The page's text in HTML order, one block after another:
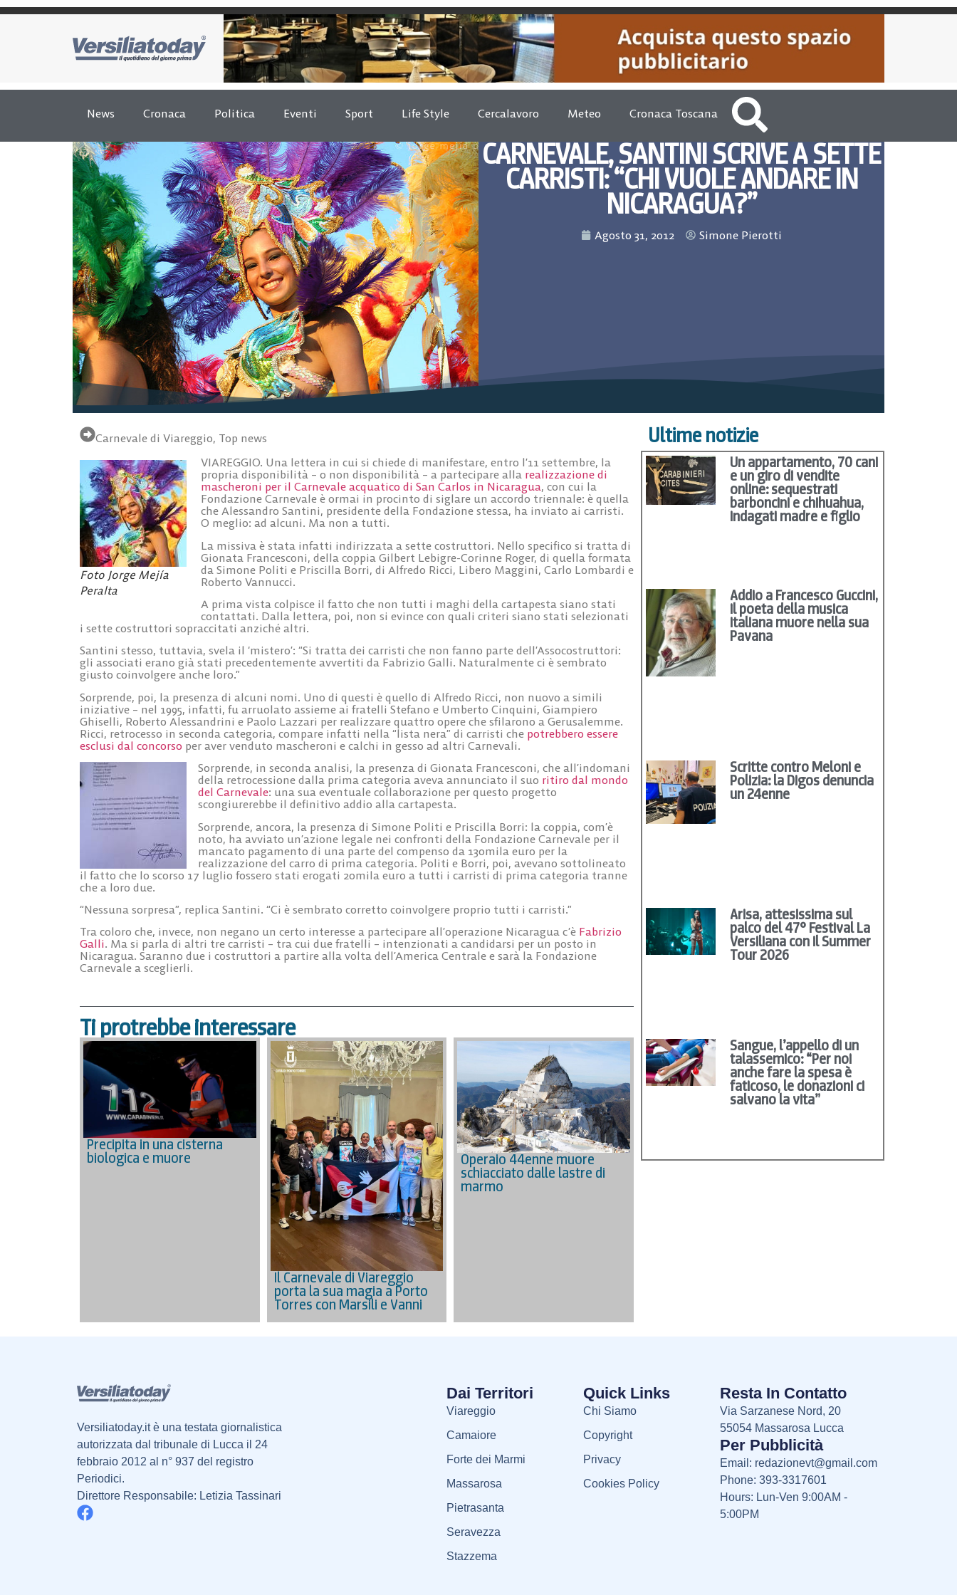
News Cronaca Politica Eventi Sport Life Style Cercalavoro Meteo Cronaca Toscana
CARNEVALE, SANTINI SCRIVE A SETTE
CARRISTI: “CHI VUOLE ANDARE IN
NICARAGUA?”
Agosto 31, 2012 Simone Pierotti
Carnevale di Viareggio, Top news
Foto Jorge Mejía
Peralta
VIAREGGIO. Una lettera in cui si chiede di manifestare, entro l’11 settembre, la
propria disponibilità – o non disponibilità – a partecipare alla realizzazione di
mascheroni per il Carnevale acquatico di San Carlos in Nicaragua, con cui la
Fondazione Carnevale è ormai in procinto di siglare un accordo triennale: è quella
che Alessandro Santini, presidente della Fondazione stessa, ha inviato ai carristi.
O meglio: ad alcuni. Ma non a tutti.
La missiva è stata infatti indirizzata a sette costruttori. Nello specifico si tratta di
Gionata Francesconi, della coppia Gilbert Lebigre-Corinne Roger, di quella formata
da Simone Politi e Priscilla Borri, di Alfredo Ricci, Libero Maggini, Carlo Lombardi e
Roberto Vannucci.
A prima vista colpisce il fatto che non tutti i maghi della cartapesta siano stati
contattati. Dalla lettera, poi, non si evince con quali criteri siano stati selezionati
i sette costruttori sopraccitati anziché altri.
Santini stesso, tuttavia, svela il ‘mistero’: “Si tratta dei carristi che non fanno parte dell’Assocostruttori:
gli associati erano già stati precedentemente avvertiti da Fabrizio Galli. Naturalmente ci è sembrato
giusto coinvolgere anche loro.”
Sorprende, poi, la presenza di alcuni nomi. Uno di questi è quello di Alfredo Ricci, non nuovo a simili
iniziative – nel 1995, infatti, fu arruolato assieme ai fratelli Stefano e Umberto Cinquini, Giampiero
Ghiselli, Roberto Alessandrini e Paolo Lazzari per realizzare quattro opere che sfilarono a Gerusalemme.
Ricci, retrocesso in seconda categoria, compare infatti nella “lista nera” di carristi che potrebbero essere
esclusi dal concorso per aver venduto mascheroni e calchi in gesso ad altri Carnevali.
Sorprende, in seconda analisi, la presenza di Gionata Francesconi, che all’indomani
della retrocessione dalla prima categoria aveva annunciato il suo ritiro dal mondo
del Carnevale: una sua eventuale collaborazione per questo progetto
scongiurerebbe il definitivo addio alla cartapesta.
Sorprende, ancora, la presenza di Simone Politi e Priscilla Borri: la coppia, com’è
noto, ha avviato un’azione legale nei confronti della Fondazione Carnevale per il
mancato pagamento di una parte del compenso da 130mila euro per la
realizzazione del carro di prima categoria. Politi e Borri, poi, avevano sottolineato
il fatto che lo scorso 17 luglio fossero stati erogati 20mila euro a tutti i carristi di prima categoria tranne
che a loro due.
“Nessuna sorpresa”, replica Santini. “Ci è sembrato corretto coinvolgere proprio tutti i carristi.”
Tra coloro che, invece, non negano un certo interesse a partecipare all’operazione Nicaragua c’è Fabrizio
Galli. Ma si parla di altri tre carristi – tra cui due fratelli – intenzionati a candidarsi per un posto in
Nicaragua. Saranno due i costruttori a partire alla volta dell’America Centrale e sarà la Fondazione
Carnevale a sceglierli.
Ti protrebbe interessare
Precipita in una cisterna
biologica e muore
Il Carnevale di Viareggio
porta la sua magia a Porto
Torres con Marsili e Vanni
Operaio 44enne muore
schiacciato dalle lastre di
marmo
Ultime notizie
Un appartamento, 70 cani
e un giro di vendite
online: sequestrati
barboncini e chihuahua,
indagati madre e figlio
Addio a Francesco Guccini,
il poeta della musica
italiana muore nella sua
Pavana
Scritte contro Meloni e
Polizia: la Digos denuncia
un 24enne
Arisa, attesissima sul
palco del 47° Festival La
Versiliana con il Summer
Tour 2026
Sangue, l’appello di un
talassemico: “Per noi
anche fare la spesa è
faticoso, le donazioni ci
salvano la vita”
Versiliatoday.it è una testata giornalistica
autorizzata dal tribunale di Lucca il 24
febbraio 2012 al n° 937 del registro
Periodici.
Direttore Responsabile: Letizia Tassinari
Dai Territori
Viareggio
Camaiore
Forte dei Marmi
Massarosa
Pietrasanta
Seravezza
Stazzema
Quick Links
Chi Siamo
Copyright
Privacy
Cookies Policy
Resta In Contatto
Via Sarzanese Nord, 20
55054 Massarosa Lucca
Per Pubblicità
Email: redazionevt@gmail.com
Phone: 393-3317601
Hours: Lun-Ven 9:00AM -
5:00PM